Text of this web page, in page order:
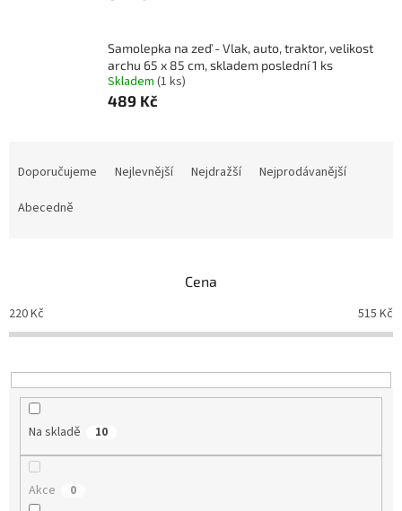
Samolepka na zeď - Vlak, auto, traktor, velikost
archu 65 x 85 cm, skladem poslední 1 ks
Skladem (1 ks)
489 Kč
o
d
k
t
Doporučujeme Nejlevnější Nejdražší
Nejprodávanější
Abecedně
Cena
220Kč 515 Kč
Na skladě 10
Akce 0